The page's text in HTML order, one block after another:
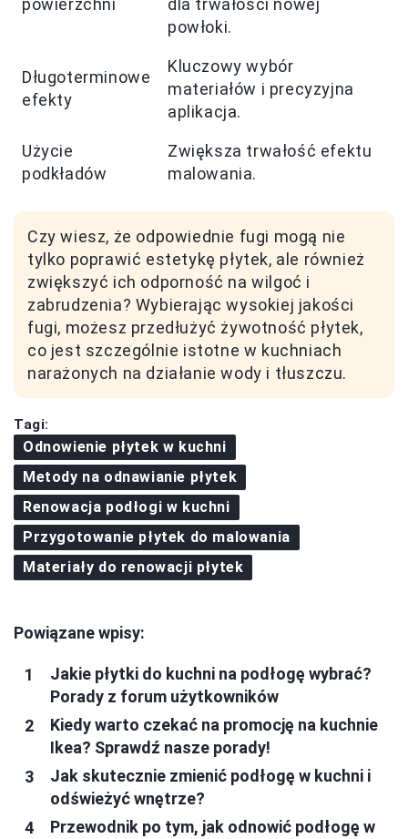
powierzchni
dla trwałości nowej
powłoki.
Długoterminowe
efekty
Kluczowy wybór
materiałów i precyzyjna
aplikacja.
Użycie
podkładów
Zwiększa trwałość efektu
malowania.
Czy wiesz, że odpowiednie fugi mogą nie
tylko poprawić estetykę płytek, ale również
zwiększyć ich odporność na wilgoć i
zabrudzenia? Wybierając wysokiej jakości
fugi, możesz przedłużyć żywotność płytek,
co jest szczególnie istotne w kuchniach
narażonych na działanie wody i tłuszczu.
Tagi:
Odnowienie płytek w kuchni
Metody na odnawianie płytek
Renowacja podłogi w kuchni
Przygotowanie płytek do malowania
Materiały do renowacji płytek
Powiązane wpisy:
Jakie płytki do kuchni na podłogę wybrać?
Porady z forum użytkowników
Kiedy warto czekać na promocję na kuchnie
Ikea? Sprawdź nasze porady!
Jak skutecznie zmienić podłogę w kuchni i
odświeżyć wnętrze?
Przewodnik po tym, jak odnowić podłogę w